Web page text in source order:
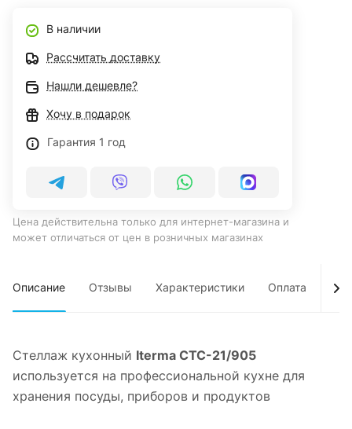
В наличии
Рассчитать доставку
Нашли дешевле?
Хочу в подарок
Гарантия 1 год
Цена действительна только для интернет-магазина и
может отличаться от цен в розничных магазинах
Описание Отзывы Характеристики Оплата
Стеллаж кухонный Iterma СТС-21/905
используется на профессиональной кухне для
хранения посуды, приборов и продуктов